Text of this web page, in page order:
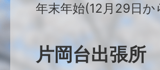
年末年始(12月29日か
片岡台出張所